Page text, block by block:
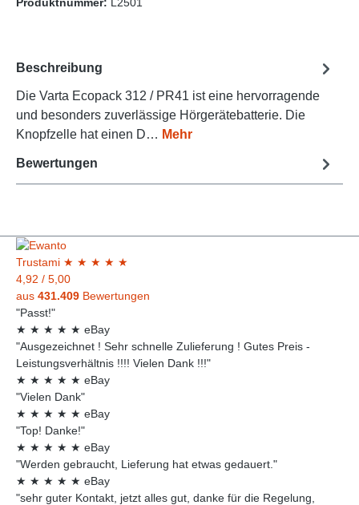
Beschreibung
Die Varta Ecopack 312 / PR41 ist eine hervorragende
und besonders zuverlässige Hörgerätebatterie. Die
Knopfzelle hat einen D… Mehr
Bewertungen
Trustami ★ ★ ★ ★ ★
4,92 / 5,00
aus 431.409 Bewertungen
"Passt!"
★ ★ ★ ★ ★ eBay
"Ausgezeichnet ! Sehr schnelle Zulieferung ! Gutes Preis -
Leistungsverhältnis !!!! Vielen Dank !!!"
★ ★ ★ ★ ★ eBay
"Vielen Dank"
★ ★ ★ ★ ★ eBay
"Top! Danke!"
★ ★ ★ ★ ★ eBay
"Werden gebraucht, Lieferung hat etwas gedauert."
★ ★ ★ ★ ★ eBay
"sehr guter Kontakt, jetzt alles gut, danke für die Regelung,